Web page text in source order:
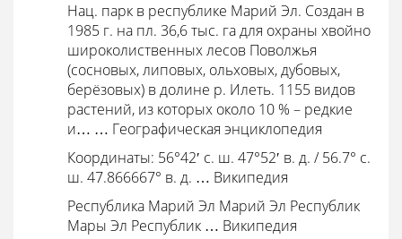
Нац. парк в республике Марий Эл. Создан в
1985 г. на пл. 36,6 тыс. га для охраны хвойно
широколиственных лесов Поволжья
(сосновых, липовых, ольховых, дубовых,
берёзовых) в долине р. Илеть. 1155 видов
растений, из которых около 10 % – редкие
и… … Географическая энциклопедия
Координаты: 56°42′ с. ш. 47°52′ в. д. / 56.7° с.
ш. 47.866667° в. д. … Википедия
Республика Марий Эл Марий Эл Республик
Мары Эл Республик … Википедия